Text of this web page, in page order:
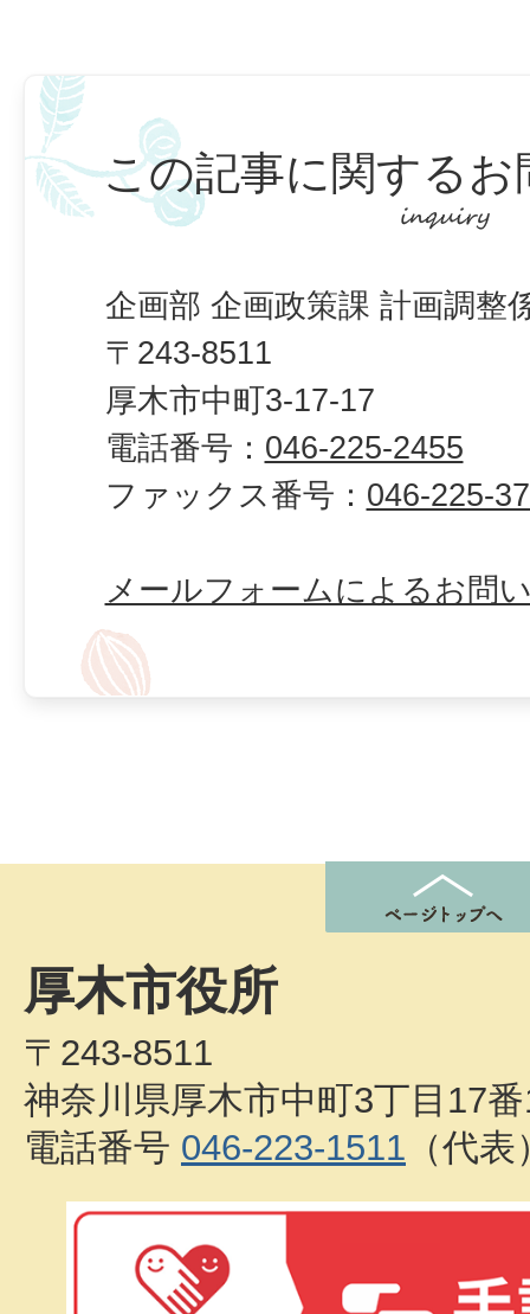
この記事に関するお
企画部 企画政策課 計画調整
〒243-8511
厚木市中町3-17-17
電話番号： 046-225-2455
ファックス番号： 046-225-
メールフォームによるお問
厚木市役所
〒243-8511
神奈川県厚木市中町3丁目17
電話番号 046-223-1511 （代表